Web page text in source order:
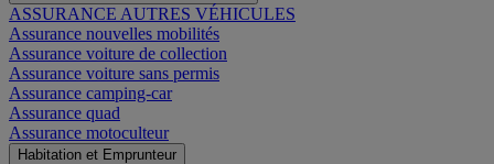
ASSURANCE AUTRES VÉHICULES
Assurance nouvelles mobilités
Assurance voiture de collection
Assurance voiture sans permis
Assurance camping-car
Assurance quad
Assurance motoculteur
Habitation et Emprunteur